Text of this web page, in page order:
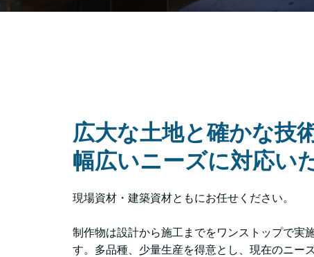
広大な土地と確かな技
幅広いニーズに対応い
現場資材・建築資材ともにお任せください。
制作物は設計から施工までをワンストップで実
す。多品種、少量生産を得意とし、現在のニー